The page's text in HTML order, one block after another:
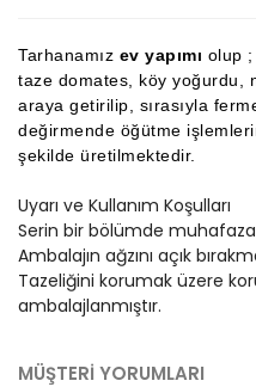
Tarhanamız ev yapımı olup ;
taze domates, köy yoğurdu,
araya getirilip, sırasıyla
değirmende öğütme
şekilde üretilmektedir.
Uyarı ve Kullanım Koşulları
Serin bir bölümde
Ambalajın ağzını açık
Tazeliğini korumak üzere
ambalajlanmıştır.
MÜŞTERİ YORUMLARI